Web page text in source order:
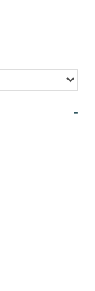
-